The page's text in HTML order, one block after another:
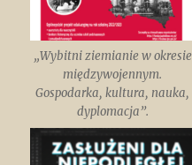
„Wybitni ziemianie w okresie
międzywojennym.
Gospodarka, kultura, nauka,
dyplomacja”.